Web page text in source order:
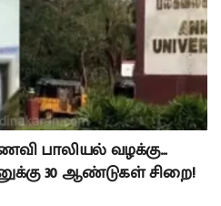
பாலியல் வழக்கு…
30 ஆண்டுகள் சிறை!